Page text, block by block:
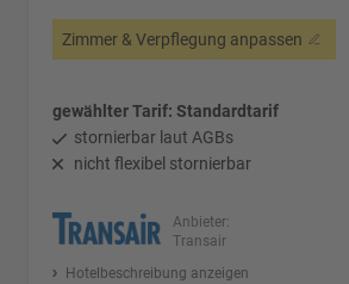
Zimmer & Verpflegung anpassen
gewählter Tarif: Standardtarif
stornierbar laut AGBs
nicht flexibel stornierbar
Anbieter:
Transair
Hotelbeschreibung anzeigen